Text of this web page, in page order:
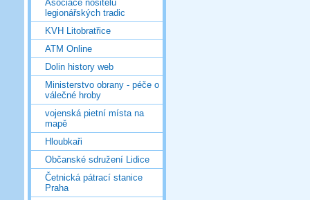
Asociace nositelů
legionářských tradic
KVH Litobratřice
ATM Online
Dolin history web
Ministerstvo obrany - péče o
válečné hroby
vojenská pietní místa na
mapě
Hloubkaři
Občanské sdružení Lidice
Četnická pátrací stanice
Praha